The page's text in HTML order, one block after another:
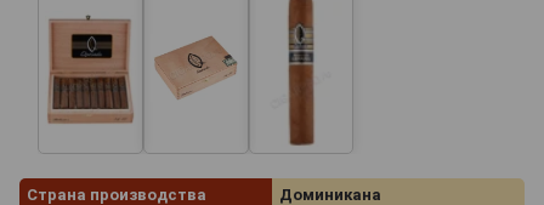
Страна производства
Доминикана